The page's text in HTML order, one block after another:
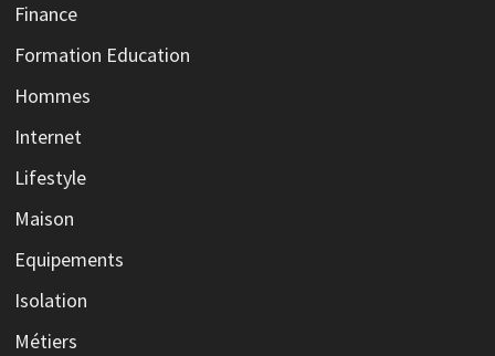
Finance
Formation Education
Hommes
Internet
Lifestyle
Maison
Equipements
Isolation
Métiers